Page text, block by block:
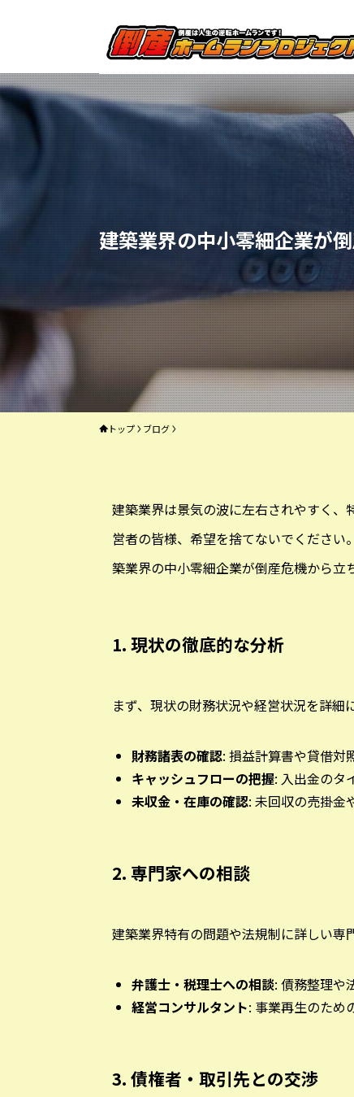
建築業界の中小零細企業が
トップ ブログ
建築業界は景気の波に左右されやすく
営者の皆様、希望を捨てないでくださ
築業界の中小零細企業が倒産危機から立
1. 現状の徹底的な分析
まず、現状の財務状況や経営状況を詳細
財務諸表の確認: 損益計算書や貸借対
キャッシュフローの把握: 入出金のタ
未収金・在庫の確認: 未回収の売掛金
2. 専門家への相談
建築業界特有の問題や法規制に詳しい専
弁護士・税理士への相談: 債務整理や
経営コンサルタント: 事業再生のため
3. 債権者・取引先との交渉